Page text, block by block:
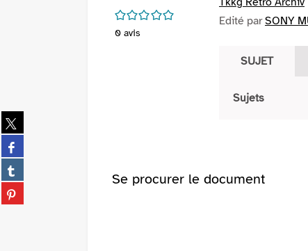
Partager
sur
twitter
(Nouvelle
fenêtre)
Partager
sur
facebook
(Nouvelle
fenêtre)
Partager
sur
tumblr
Partager
sur
/5
0 avis
Edité parSONY
SUJET
Sujets
Se procurer le document